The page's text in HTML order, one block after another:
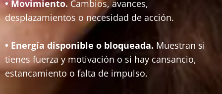
• Movimiento. Cambios, avances,
desplazamientos o necesidad de acción.
• Energía disponible o bloqueada. Muestran si
tienes fuerza y motivación o si hay cansancio,
estancamiento o falta de impulso.